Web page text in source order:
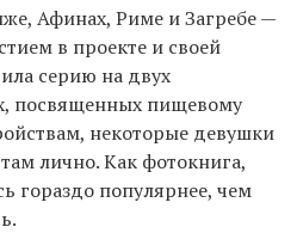
Афинах, Риме и Загребе —
в проекте и своей
серию на двух
посвященных пищевому
некоторые девушки
лично. Как фотокнига,
гораздо популярнее, чем